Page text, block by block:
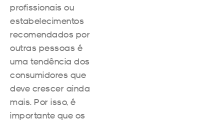
profissionais ou
estabelecimentos
recomendados por
outras pessoas é
uma tendência dos
consumidores que
deve crescer ainda
mais. Por isso, é
importante que os